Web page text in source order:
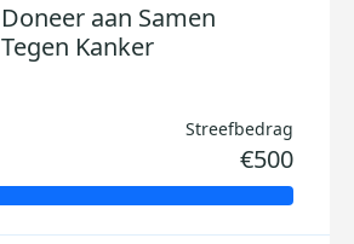
Doneer aan Samen
Tegen Kanker
Streefbedrag
€500